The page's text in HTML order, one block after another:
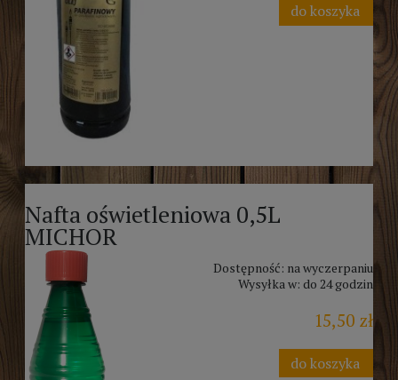
do koszyka
Nafta oświetleniowa 0,5L
MICHOR
Dostępność: na wyczerpaniu
Wysyłka w: do 24 godzin
15,50 zł
do koszyka